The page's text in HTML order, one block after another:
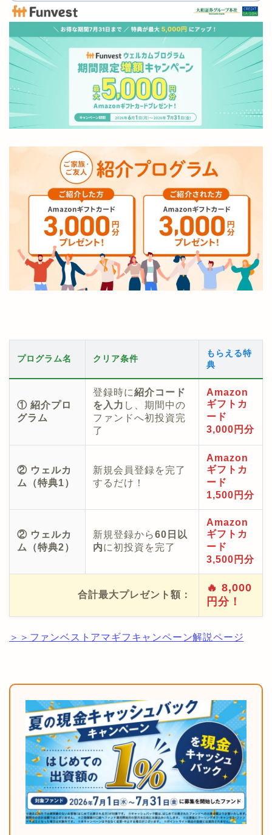
プログラム名 クリア条件
もらえる特
典
① 紹介プロ
グラム
登録時に紹介コード
を入力 し、期間中の
ファンドへ初投資完
了
Amazon
ギフトカ
ード
3,000円分
② ウェルカ
ム（特典1）
新規会員登録を完了
するだけ！
Amazon
ギフトカ
ード
1,500円分
② ウェルカ
ム（特典2）
新規登録から60日以
内に初投資を完了
Amazon
ギフトカ
ード
3,500円分
合計最大プレゼント額：
🔥 8,000
円分！
＞＞ファンベストアマギフキャンペーン解説ページ